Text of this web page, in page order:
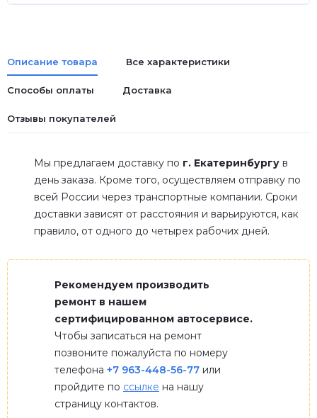
Описание товара Все характеристики
Способы оплаты Доставка
Отзывы покупателей
Мы предлагаем доставку по г. Екатеринбургу в
день заказа. Кроме того, осуществляем отправку по
всей России через транспортные компании. Сроки
доставки зависят от расстояния и варьируются, как
правило, от одного до четырех рабочих дней.
Рекомендуем производить
ремонт в нашем
сертифицированном автосервисе.
Чтобы записаться на ремонт
позвоните пожалуйста по номеру
телефона +7 963-448-56-77 или
пройдите по ссылке на нашу
страницу контактов.